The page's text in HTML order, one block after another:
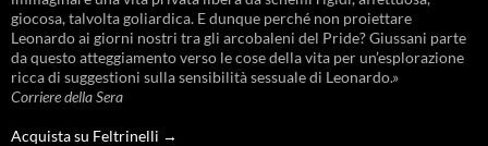
giocosa, talvolta goliardica. E dunque perché non proiettare
Leonardo ai giorni nostri tra gli arcobaleni del Pride? Giussani parte
da questo atteggiamento verso le cose della vita per un’esplorazione
ricca di suggestioni sulla sensibilità sessuale di Leonardo.»
Corriere della Sera
Acquista su Feltrinelli →